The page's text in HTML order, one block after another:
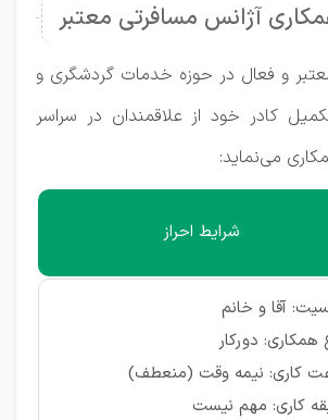
آژانس مسافرتی معتبر
و فعال در حوزه خدمات گردشگری و
کادر خود از علاقمندان در سراسر
می‌نماید:
شرایط احراز
آقا و خانم
همکاری: دورکار
کاری: نیمه وقت (منعطف)
کاری: مهم نیست